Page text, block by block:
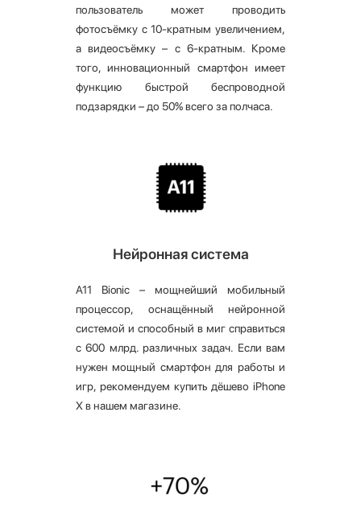
пользователь может проводить
фотосъёмку с 10-кратным увеличением,
а видеосъёмку – с 6-кратным. Кроме
того, инновационный смартфон имеет
функцию быстрой беспроводной
подзарядки – до 50% всего за полчаса.
Нейронная система
A11 Bionic – мощнейший мобильный
процессор, оснащённый нейронной
системой и способный в миг справиться
с 600 млрд. различных задач. Если вам
нужен мощный смартфон для работы и
игр, рекомендуем купить дёшево iPhone
X в нашем магазине.